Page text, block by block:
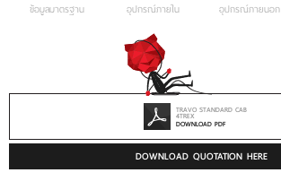
ข้อมูลมาตรฐาน อุปกรณ์ภายใน อุปกรณ์ภายนอก
TRAVO STANDARD CAB
4TREX
DOWNLOAD PDF
DOWNLOAD QUOTATION HERE